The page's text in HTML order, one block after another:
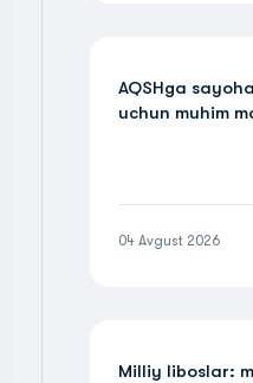
AQSHga
uchun muhim
04 Avgust 2026
Milliy liboslar: